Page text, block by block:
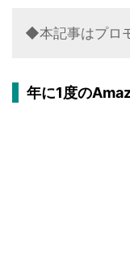
◆本記事はプロ
年に1度の